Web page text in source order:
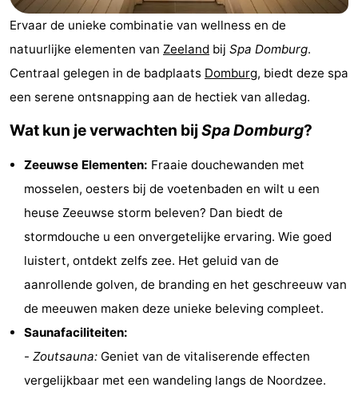
Vakantiehuizen
-
Buitenhof
Domburg
-
De
Boomgaard
-
De
Zandput
-
Hof
Domburg
Joossesweg
Résidence
Wijngaerde
Last
minutes
Strand
Zien
Bezienswaardigheden
Ervaar de unieke combinatie van wellness en de
natuurlijke elementen van Zeeland bij Spa Domburg.
Centraal gelegen in de badplaats Domburg, biedt deze spa
een serene ontsnapping aan de hectiek van alledag.
Wat kun je verwachten bij Spa Domburg?
Zeeuwse Elementen: Fraaie douchewanden met
mosselen, oesters bij de voetenbaden en wilt u een
heuse Zeeuwse storm beleven? Dan biedt de
stormdouche u een onvergetelijke ervaring. Wie goed
luistert, ontdekt zelfs zee. Het geluid van de
aanrollende golven, de branding en het geschreeuw van
de meeuwen maken deze unieke beleving compleet.
Saunafaciliteiten:
- Zoutsauna: Geniet van de vitaliserende effecten
vergelijkbaar met een wandeling langs de Noordzee.